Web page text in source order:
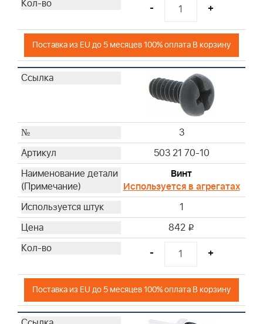
- +
Поставка из EU до 5 месяцев 100% оплата В корзину
3
503 21 70-10
Винт
Используется в агрегатах
1
842 i
- +
Поставка из EU до 5 месяцев 100% оплата В корзину